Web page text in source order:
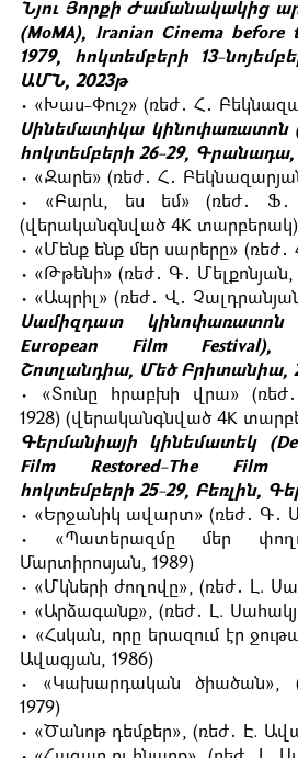
Նյու Յորքի Ժամանակակից
(МоМА), Iranian Cinema before
1979, հոկտեմբերի 13-
ԱՄՆ, 2023թ
• «Խաս-Փուշ» (ռեժ․ Հ․
Սինեմատիկա կինոփառատոն
հոկտեմբերի 26-29,
• «Զարե» (ռեժ․ Հ․
• «Բարև, ես եմ» (ռեժ․ Ֆ․
(վերականգնված 4K տարբերակ)
• «Մենք ենք մեր սարերը» (ռեժ․
• «Թթենի» (ռեժ․ Գ․ Մելքոնյան,
• «Ապրիլ» (ռեժ․ Վ․
Սամիզդատ կինոփառատոն
European Film Festival),
Շոտլանդիա, Մեծ Բրիտանիա,
• «Տունը հրաբխի վրա»
1928) (վերականգնված 4K
Գերմանիայի կինեմատեկ
Film Restored-The Film
հոկտեմբերի 25-29, Բեռլին,
• «Երջանիկ ավարտ» (ռեժ․ Գ․
• «Պատերազմը մեր
Մարտիրոսյան, 1989)
• «Մկների ժողովը», (ռեժ․ Լ.
• «Արձագանք», (ռեժ․ Լ.
• «Հսկան, որը երազում էր
Ավագյան, 1986)
• «Կախարդական ծիածան»,
1979)
• «Ծանոթ դեմքեր», (ռեժ․ Է.